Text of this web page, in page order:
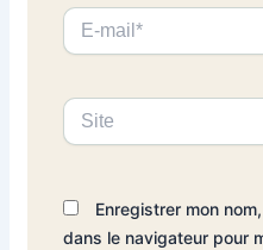
E-
mail*
Site
Enregistrer mon
dans le navigateur pour